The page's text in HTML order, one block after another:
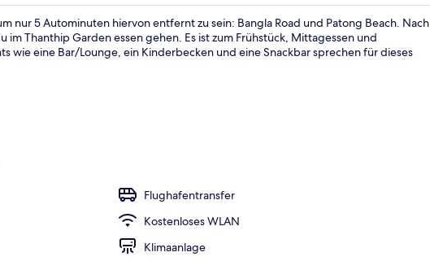
nur 5 Autominuten hiervon entfernt zu sein: Bangla Road und Patong Beach. Nach
Thanthip Garden essen gehen. Es ist zum Frühstück, Mittagessen und
wie eine Bar/Lounge, ein Kinderbecken und eine Snackbar sprechen für dieses
Flughafentransfer
Kostenloses WLAN
Klimaanlage